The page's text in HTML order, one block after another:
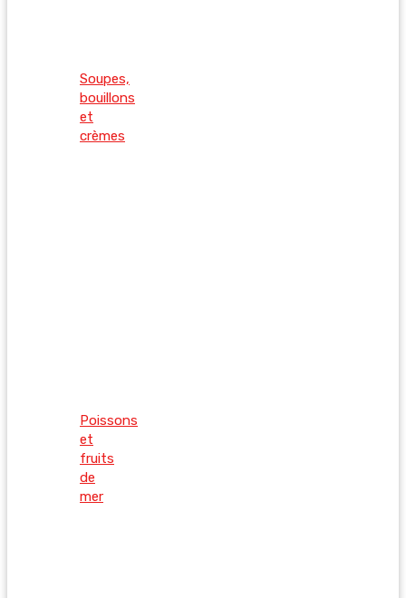
Soupes,
bouillons
et
crèmes
Poissons
et
fruits
de
mer